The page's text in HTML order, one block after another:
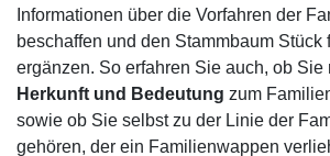
Informationen über die Vorfahren der
beschaffen und den Stammbaum Stück
ergänzen. So erfahren Sie auch, ob Sie
Herkunft und Bedeutung zum
sowie ob Sie selbst zu der Linie der
gehören, der ein Familienwappen